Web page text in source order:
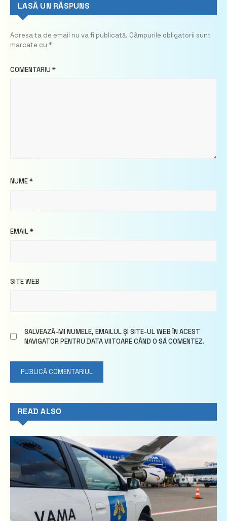
LASĂ UN RĂSPUNS
Adresa ta de email nu va fi publicată. Câmpurile obligatorii sunt
marcate cu *
COMENTARIU *
NUME*
EMAIL*
SITE WEB
SALVEAZĂ-MI NUMELE, EMAILUL ȘI SITE-UL WEB ÎN ACEST
NAVIGATOR PENTRU DATA VIITOARE CÂND O SĂ COMENTEZ.
READ ALSO